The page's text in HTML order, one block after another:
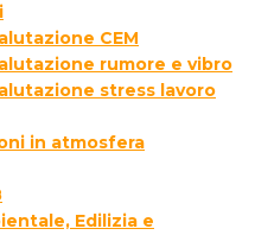
CEM
rumore e vibro
stress lavoro
in atmosfera
Edilizia e